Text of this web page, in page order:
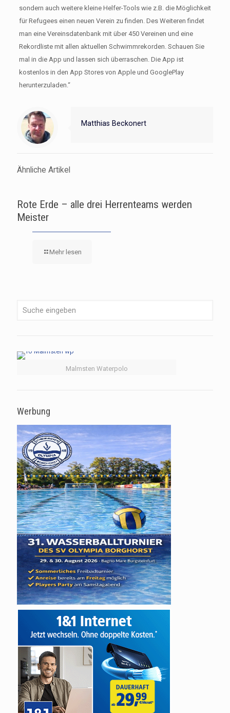
sondern auch weitere kleine Helfer-Tools wie z.B. die Möglichkeit
für Refugees einen neuen Verein zu finden. Des Weiteren findet
man eine Vereinsdatenbank mit über 450 Vereinen und eine
Rekordliste mit allen aktuellen Schwimmrekorden. Schauen Sie
mal in die App und lassen sich überraschen. Die App ist
kostenlos in den App Stores von Apple und GooglePlay
herunterzuladen.“
Matthias Beckonert
Ähnliche Artikel
Rote Erde – alle drei Herrenteams werden
Meister
Mehr lesen
Malmsten Waterpolo
Werbung